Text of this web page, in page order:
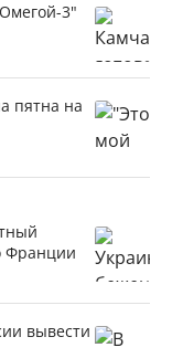
3"
пятна на
Франции
вывести